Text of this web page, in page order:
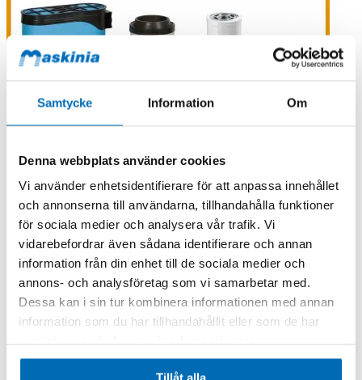
Samtycke Information Om
Denna webbplats använder cookies
Vi använder enhetsidentifierare för att anpassa innehållet
och annonserna till användarna, tillhandahålla funktioner
för sociala medier och analysera vår trafik. Vi
vidarebefordrar även sådana identifierare och annan
information från din enhet till de sociala medier och
annons- och analysföretag som vi samarbetar med.
Dessa kan i sin tur kombinera informationen med annan
information som du har tillhandahållit eller som de har
Tillåt alla